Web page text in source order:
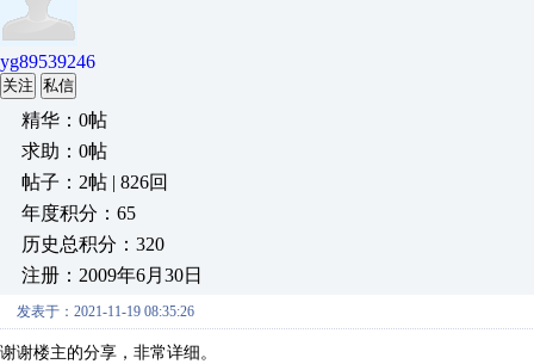
yg89539246
关注 私信
精华：0帖
求助：0帖
帖子：2帖 | 826回
年度积分：65
历史总积分：320
注册：2009年6月30日
发表于：2021-11-19 08:35:26
谢谢楼主的分享，非常详细。